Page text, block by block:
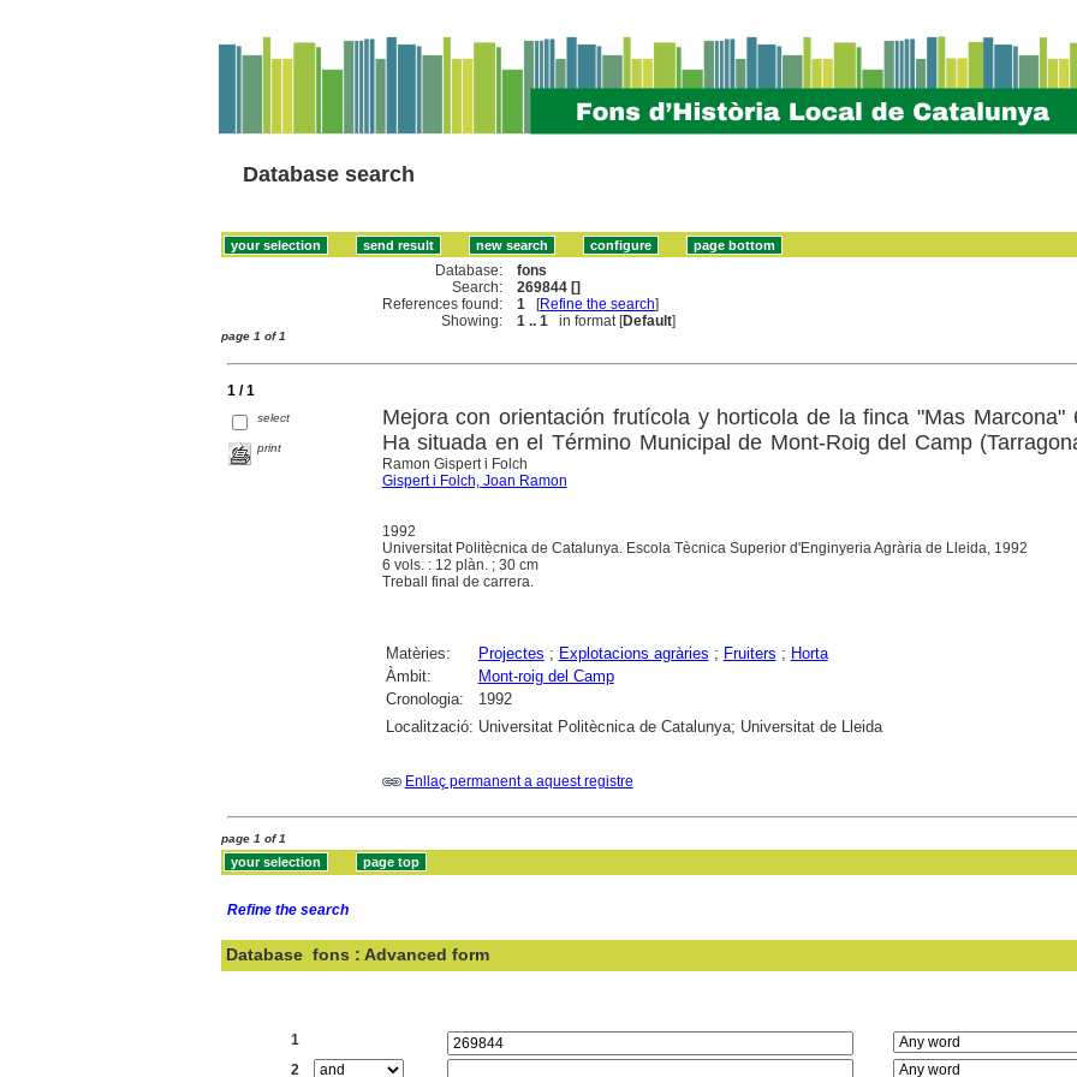
Database search
Database:
fons
Search:
269844 []
References found:
1 [Refine the search]
Showing:
1 .. 1 in format [Default]
page 1 of 1
1 / 1
select
print
Mejora con orientación frutícola y horticola de la finca "Mas Marcona"
Ha situada en el Término Municipal de Mont-Roig del Camp
Ramon Gispert i Folch
Gispert i Folch, Joan Ramon
1992
Universitat Politècnica de Catalunya. Escola Tècnica Superior d'Enginyeria Agrària de Lleida, 1992
6 vols. : 12 plàn. ; 30 cm
Treball final de carrera.
Matèries: Projectes ; Explotacions agràries ; Fruiters ; Horta
Àmbit:
Mont-roig del Camp
Cronologia:
1992
Localització: Universitat Politècnica de Catalunya; Universitat de Lleida
Enllaç permanent a aquest registre
page 1 of 1
Refine the search
Database fons : Advanced form
1
2